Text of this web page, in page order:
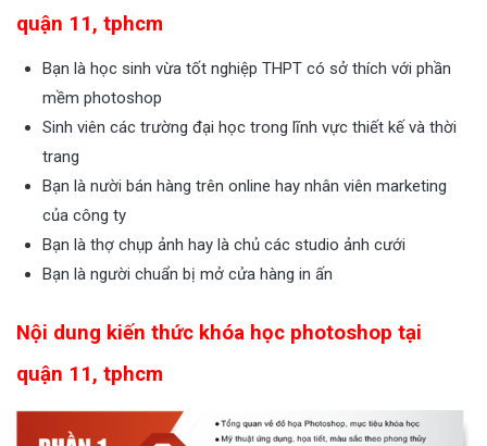
quận 11, tphcm
Bạn là học sinh vừa tốt nghiệp THPT có sở thích với phần
mềm photoshop
Sinh viên các trường đại học trong lĩnh vực thiết kế và thời
trang
Bạn là nười bán hàng trên online hay nhân viên marketing
của công ty
Bạn là thợ chụp ảnh hay là chủ các studio ảnh cưới
Bạn là người chuẩn bị mở cửa hàng in ấn
Nội dung kiến thức khóa học photoshop tại
quận 11, tphcm